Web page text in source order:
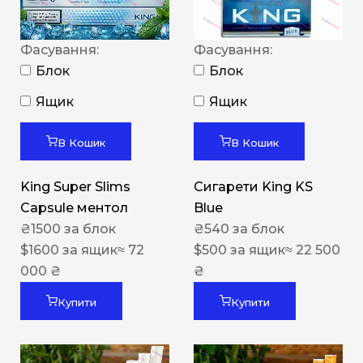
Фасування:
Блок
Ящик
В Кошик
King Super Slims
Capsule ментол
₴1500 за блок
$1600 за ящик≈ 72
000 ₴
Купити
Фасування:
Блок
Ящик
В Кошик
Сигарети King KS
Blue
₴540 за блок
$500 за ящик≈ 22 500
₴
Купити